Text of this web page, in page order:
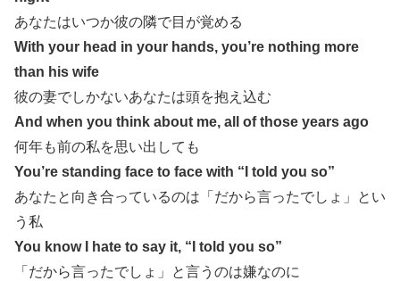
あなたはいつか彼の隣で目が覚める
With your head in your hands, you’re nothing more
than his wife
彼の妻でしかないあなたは頭を抱え込む
And when you think about me, all of those years ago
何年も前の私を思い出しても
You’re standing face to face with “I told you so”
あなたと向き合っているのは「だから言ったでしょ」とい
う私
You know I hate to say it, “I told you so”
「だから言ったでしょ」と言うのは嫌なのに